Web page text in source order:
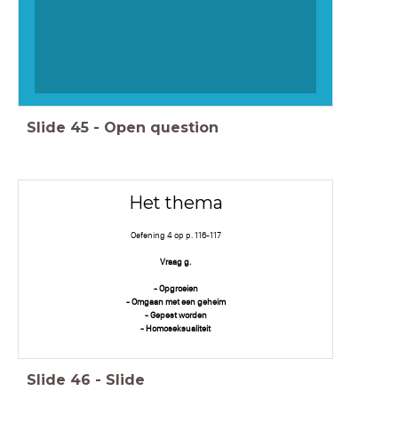
Slide 45 - Open question
Het thema
Oefening 4 op p. 116-117
Vraag g.
- Opgroeien
- Omgaan met een geheim
- Gepest worden
- Homoseksualiteit
Slide 46 - Slide